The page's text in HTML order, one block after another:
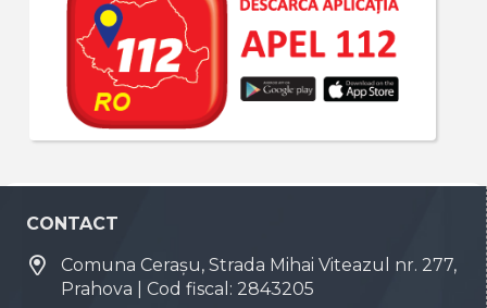
CONTACT
Comuna Cerașu, Strada Mihai Viteazul nr. 277,
Prahova | Cod fiscal: 2843205